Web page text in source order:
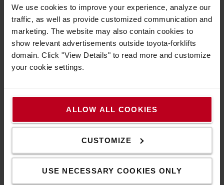
We use cookies to improve your experience, analyze our
traffic, as well as provide customized communication and
marketing. The website may also contain cookies to
show relevant advertisements outside toyota-forklifts
domain. Click "View Details" to read more and customize
your cookie settings.
ALLOW ALL COOKIES
CUSTOMIZE
USE NECESSARY COOKIES ONLY
φορτίου και του περιβάλλοντος.